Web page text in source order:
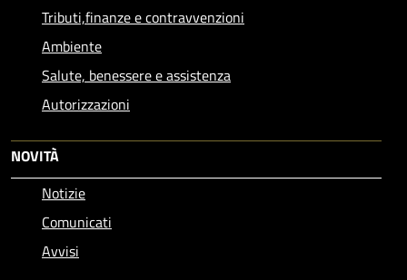
Tributi,finanze e contravvenzioni
Ambiente
Salute, benessere e assistenza
Autorizzazioni
NOVITÀ
Notizie
Comunicati
Avvisi